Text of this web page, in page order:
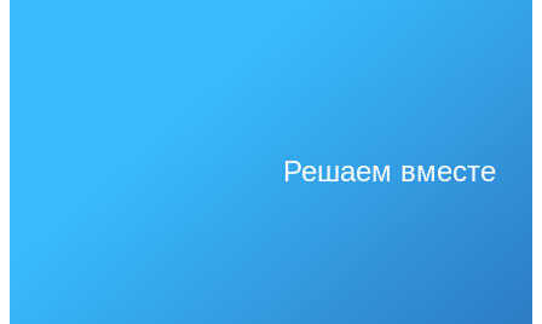
Решаем вместе